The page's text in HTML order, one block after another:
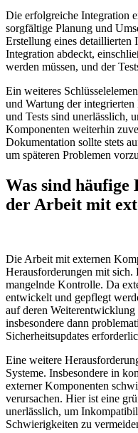
Die erfolgreiche Integration
sorgfältige Planung und
Erstellung eines detaillierten
Integration abdeckt,
werden müssen, und der
Ein weiteres
und Wartung der
und Tests sind unerlässlich,
Komponenten weiterhin
Dokumentation sollte stets
um späteren Problemen
Was sind häufige
der Arbeit mit
Die Arbeit mit externen
Herausforderungen mit
mangelnde Kontrolle. Da
entwickelt und gepflegt
auf deren
insbesondere dann
Sicherheitsupdates
Eine weitere
Systeme. Insbesondere in
externer Komponenten
verursachen. Hier ist eine
unerlässlich, um
Schwierigkeiten zu